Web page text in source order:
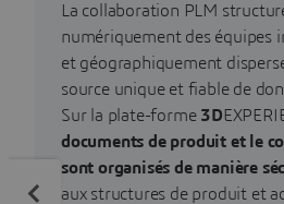
La collaboration PLM
numériquement des équipes
et géographiquement
source unique et fiable de
Sur la plate-forme 3D
documents de produit et le
sont organisés de manière
aux structures de produit et